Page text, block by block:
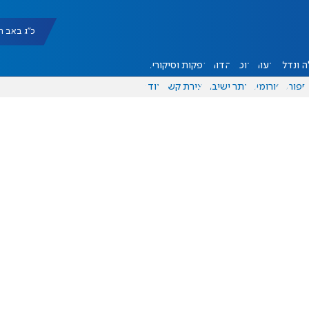
כ"ג באב תשפ"ו
ונדל"ן דעות אוכל יהדות הפקות וסיקורים
ספורט פורומים אתר ישיבה יצירת קשר עוד